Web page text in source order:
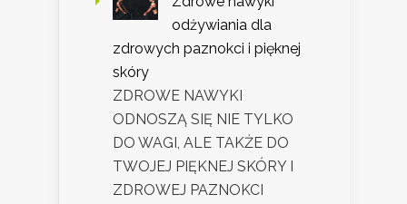
odżywiania dla
zdrowych paznokci i pięknej
skóry
ZDROWE NAWYKI
ODNOSZĄ SIĘ NIE TYLKO
DO WAGI, ALE TAKŻE DO
TWOJEJ PIĘKNEJ SKÓRY I
ZDROWEJ PAZNOKCI